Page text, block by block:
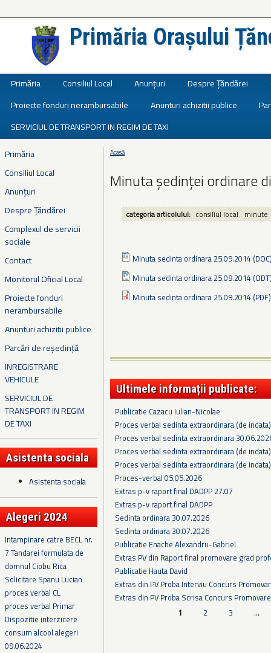
Primăria Orașului
Primăria Consiliul Local Anunțuri Despre Țăndărei
Proiecte fonduri nerambursabile
Anunturi achizitii publice
SERVICIUL DE TRANSPORT IN REGIM DE TAXI
Primăria
Consiliul Local
Anunțuri
Despre Țăndărei
Complexul de servicii
sociale
Contact
Monitorul Oficial Local
Proiecte fonduri
nerambursabile
Anunturi achizitii publice
Parcări de reședință
INREGISTRARE
VEHICULE
SERVICIUL DE
TRANSPORT IN REGIM
DE TAXI
Asistenta sociala
Asistenta sociala
Alegeri 2024
Intampinare catre BECL nr.
7 Tandarei formulata de
domnul Ciobu Rica
Solicitare Spanu Lucian
proces verbal CL
proces verbal Primar
Dispozitie interzicere
consum alcool alegeri
09.06.2024
Eşti aici
Acasă
Minuta ședinței ordinare
categoria articolului: consiliul local minute
Minuta sedinta ordinara 25.09.2014
Minuta sedinta ordinara 25.09.2014
Minuta sedinta ordinara 25.09.2014 (PDF)
Ultimele informații publicate:
Publicatie Cazacu Iulian-Nicolae
Proces verbal sedinta extraordinara (de
Proces verbal sedinta extraordinara
Proces verbal sedinta extraordinara (de
Proces verbal sedinta extraordinara (de
Proces-verbal 05.05.2026
Extras p-v raport final DADPP 27.07
Extras p-v raport final DADPP
Sedinta ordinara 30.07.2026
Sedinta ordinara 30.07.2026
Publicatie Enache Alexandru-Gabriel
Extras PV din Raport final promovare grad
Publicatie Hauta David
Extras din PV Proba Interviu Concurs
Extras din PV Proba Scrisa Concurs
1 2 3 …